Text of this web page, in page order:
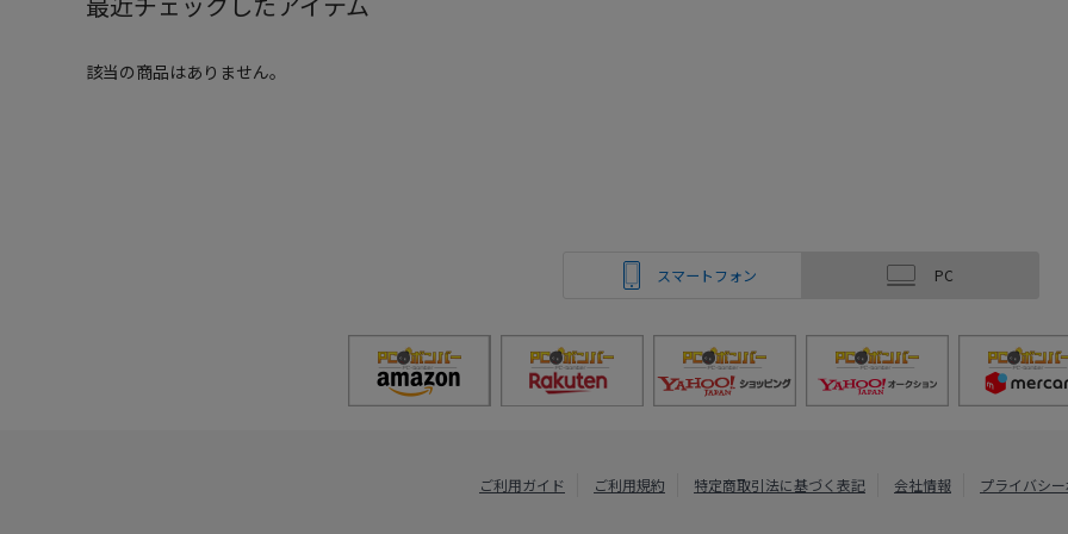
該当の商品はありません。
スマートフォン PC
ご利用ガイド ご利用規約 特定商取引法に基づく表記 会社情報 プライバシ